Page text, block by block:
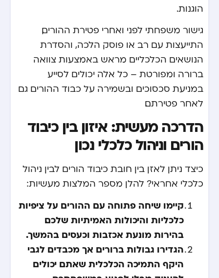
הוגנות.
גישור משפחתי לפני ואחרי פטירת ההורים,
התייעצות עם רב או פוסק הלכה, והסדרת
הנושאים הכלכליים מראש באמצעות צוואה
ברורה ומפורטת – כל אלה יכולים לסייע
במניעת סכסוכים ובשמירה על כבוד ההורים גם
לאחר פטירתם.
הדרכה מעשית: איזון בין כיבוד
הורים וניהול כלכלי נכון
כיצד ניתן לאזן בין חובת כיבוד הורים לבין ניהול
כלכלי אחראי? להלן מספר המלצות מעשיות:
קיימו שיחה פתוחה עם ההורים על ציפיות
כלכליות והיכולות האמיתיות שלכם.
בהירות מונעת אכזבות וכעסים בהמשך.
הגדירו גבולות ברורים אך מכבדים לגבי
היקף התמיכה הכלכלית שאתם יכולים